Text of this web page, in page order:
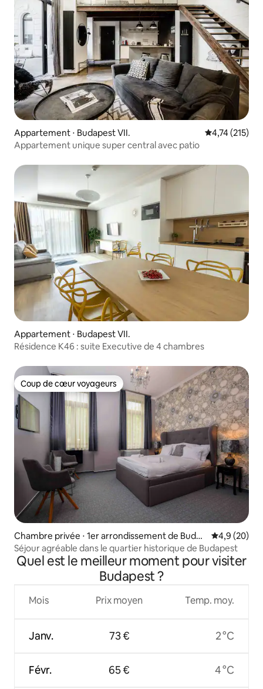
Appartement ⋅ Budapest VII. Évaluation
4,74 (215)
Appartement unique super central avec patio
Appartement ⋅ Budapest VII.
Résidence K46 : suite Executive de 4 chambres
Coup de cœur voyageurs
Coup de cœur voyageurs
Chambre privée ⋅ 1er arrondissement de Budap
est
Évaluation
4,9 (20)
Séjour agréable dans le quartier historique de Budapest
Quel est le meilleur moment pour visiter
Budapest ?
Mois
Janv.
Févr.
Prix moyen
73 €
65 €
Temp. moy.
2 °C
4 °C